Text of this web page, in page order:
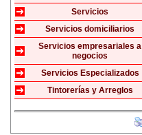
Servicios
Servicios domiciliarios
Servicios empresariales a
negocios
Servicios Especializados
Tintorerías y Arreglos